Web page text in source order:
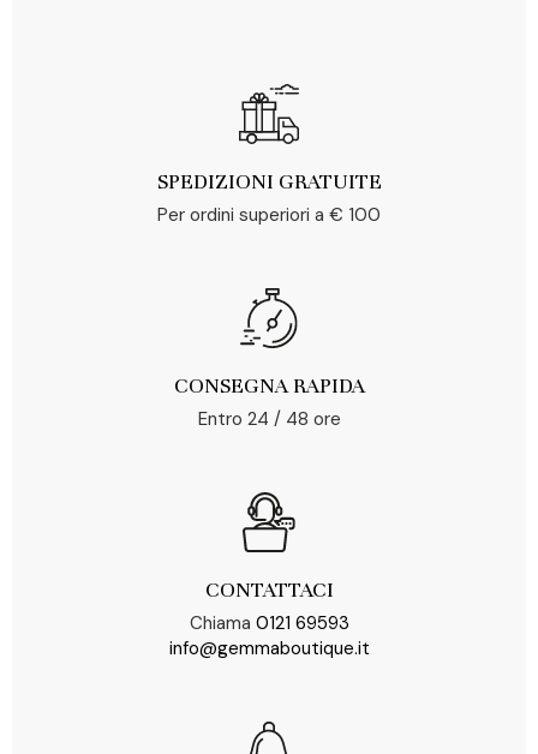
SPEDIZIONI GRATUITE
Per ordini superiori a € 100
CONSEGNA RAPIDA
Entro 24 / 48 ore
CONTATTACI
Chiama 0121 69593
info@gemmaboutique.it